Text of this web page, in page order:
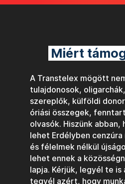
Miért
A Transtelex mögött
tulajdonosok,
szereplők, külföldi
óriási összegek,
olvasók. Hiszünk abban,
lehet Erdélyben cenzúra
és félelmek nélkül
lehet ennek a
lapja. Kérjük, legyél te
tegyél azért, hogy